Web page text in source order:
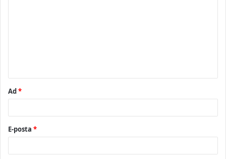
Ad*
E-posta *